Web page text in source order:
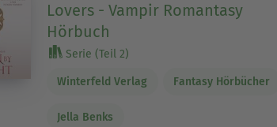
Lovers - Vampir Romantasy
Hörbuch
Serie (Teil 2)
Winterfeld Verlag Fantasy Hörbücher
Jella Benks